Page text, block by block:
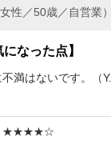
性／50歳／自営業）
なった点】
満はないです。（
★★★★☆